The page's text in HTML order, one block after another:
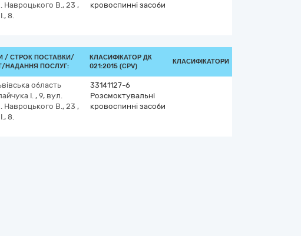
Навроцького В., 23 ,
8.
кровоспинні засоби
/ СТРОК ПОСТАВКИ/
НАДАННЯ ПОСЛУГ:
КЛАСИФІКАТОР ДК
021:2015 (CPV)
КЛАСИФІКАТОРИ
область
І. , 9, вул.
Навроцького В., 23 ,
8.
33141127-6
Розсмоктувальні
кровоспинні засоби